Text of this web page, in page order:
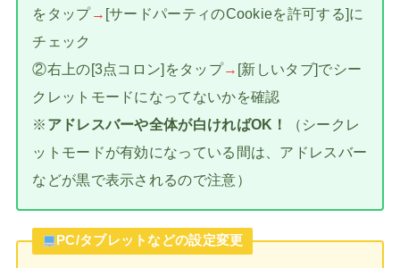
をタップ→ [サードパーティのCookieを許可する]に
チェック
②右上の[3点コロン]をタップ→ [新しいタブ]でシー
クレットモードになってないかを確認
※ アドレスバーや全体が白ければOK！
（シークレ
ットモードが有効になっている間は、アドレスバー
などが黒で表示されるので注意）
PC/タブレットなどの設定変更